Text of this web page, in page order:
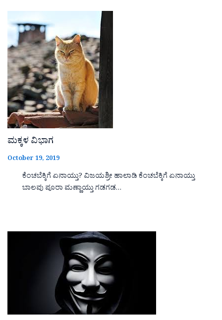
ಮಕ್ಕಳ ವಿಭಾಗ
October 19, 2019
ಕೆಂಚಬೆಕ್ಕಿಗೆ ಏನಾಯ್ತು? ವಿಜಯಶ್ರೀ ಹಾಲಾಡಿ ಕೆಂಚಬೆಕ್ಕಿಗೆ ಏನಾಯ್ತು
ಬಾಲವು ಪೂರಾ ಮಣ್ಣಾಯ್ತು ಗಡಗಡ…